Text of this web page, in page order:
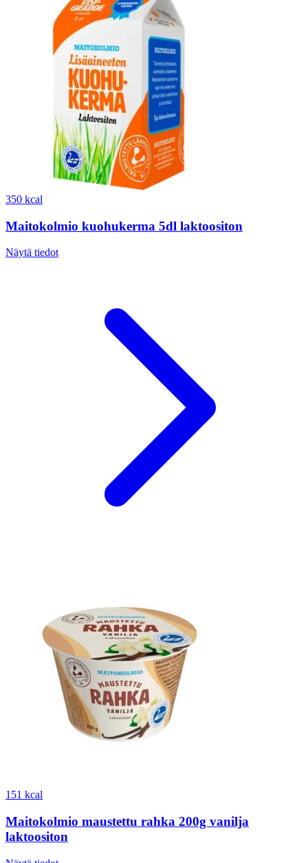
350 kcal
Maitokolmio kuohukerma 5dl laktoositon
Näytä tiedot
151 kcal
Maitokolmio maustettu rahka 200g vanilja
laktoositon